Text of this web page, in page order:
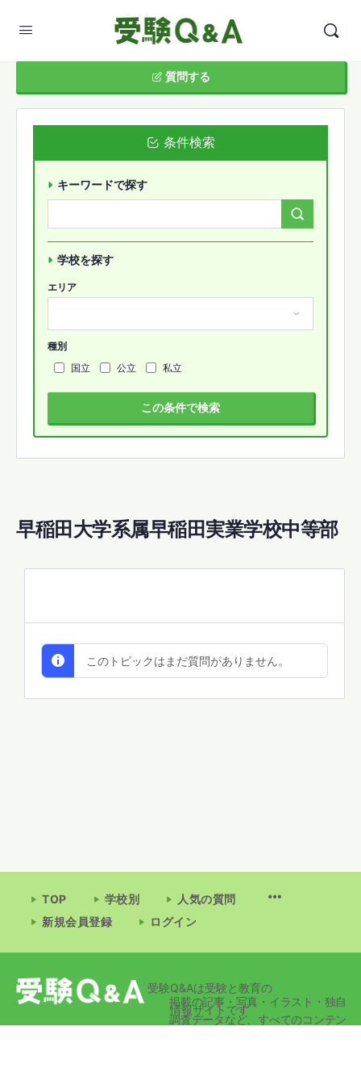
早稲田大学系属早稲田実業学校中等部
このトピックはまだ質問がありません。
質問する
条件検索
キーワードで探す
学校を探す
エリア
種別
国立
公立 私立
この条件で検索
TOP 学校別
人気の質問
新規会員登録
ログイン
受験Q&Aは受験と教育の
情報サイトです
掲載の記事・写真・イラスト・独自
調査データなど、すべてのコンテン